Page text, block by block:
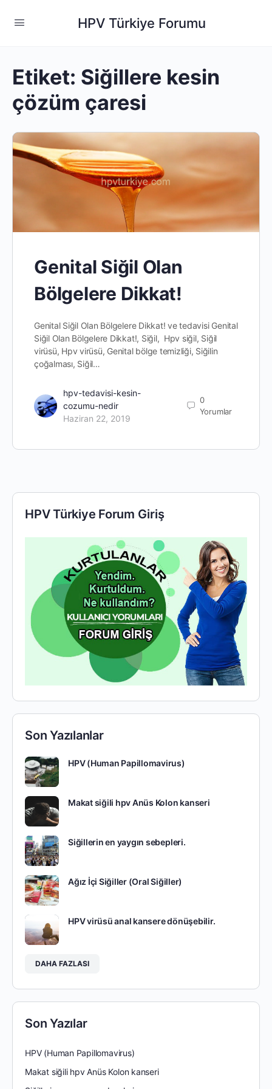
HPV Türkiye Forumu
Etiket: Siğillere kesin
çözüm çaresi
Genital Siğil Olan
Bölgelere Dikkat!
Genital Siğil Olan Bölgelere Dikkat! ve tedavisi Genital
Siğil Olan Bölgelere Dikkat!, Siğil, Hpv siğil, Siğil
virüsü, Hpv virüsü, Genital bölge temizliği, Siğilin
çoğalması, Siğil…
hpv-tedavisi-kesin-
cozumu-nedir
Haziran 22, 2019
0
Yorumlar
HPV Türkiye Forum Giriş
Son Yazılanlar
HPV (Human Papillomavirus)
Makat siğili hpv Anüs Kolon kanseri
Siğillerin en yaygın sebepleri.
Ağız İçi Siğiller (Oral Siğiller)
HPV virüsü anal kansere dönüşebilir.
DAHA FAZLASI
Son Yazılar
HPV (Human Papillomavirus)
Makat siğili hpv Anüs Kolon kanseri